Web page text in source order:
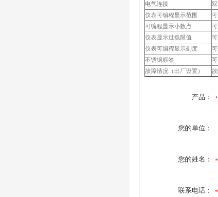
电气连接
仪表可编程显示范围
可编程显示小数点
仪表显示过载限值
仪表可编程显示刻度
不锈钢标签
故障情况（出厂设置）
产品：
您的单位：
您的姓名：
联系电话：